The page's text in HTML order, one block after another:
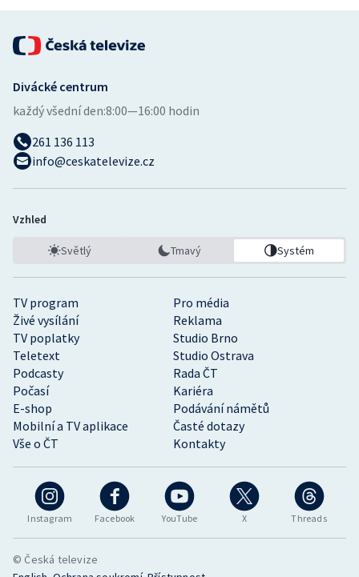
Instagram Facebook YouTube X Threads
TV program
Pro média
Živé vysílání
Reklama
TV poplatky
Studio Brno
Teletext
Studio Ostrava
Podcasty
Rada ČT
Počasí
Kariéra
E-shop
Podávání námětů
Mobilní a TV aplikace
Časté dotazy
Vše o ČT
Kontakty
Divácké centrum
každý všední den:8:00—16:00 hodin
261 136 113
info@ceskatelevize.cz
Vzhled
Světlý Tmavý Systém
© Česká televize